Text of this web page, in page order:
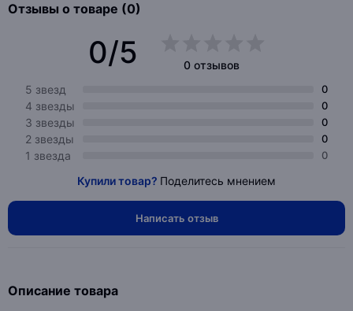
Отзывы о товаре (0)
0/5
0 отзывов
5 звезд
0
4 звезды 0
3 звезды 0
2 звезды 0
1 звезда 0
Купили товар? Поделитесь мнением
Написать отзыв
Описание товара